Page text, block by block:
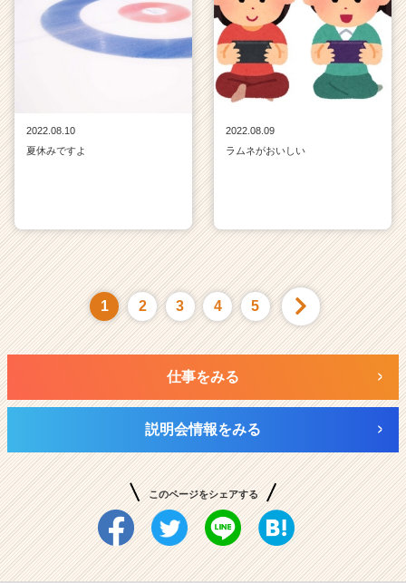
2022.08.10
夏休みですよ
2022.08.09
ラムネがおいしい
1 2 3 4 5
仕事をみる
説明会情報をみる
このページをシェアする